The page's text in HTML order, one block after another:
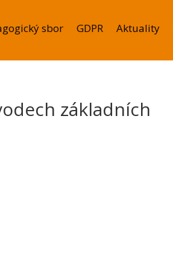
sbor GDPR Aktuality
základních